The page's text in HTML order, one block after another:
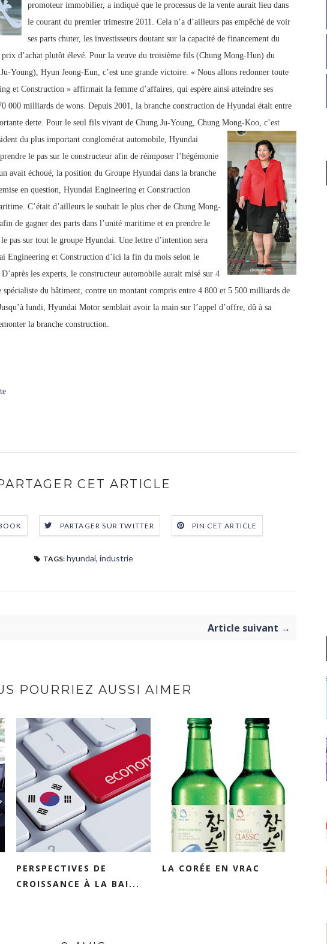
promoteur immobilier, a indiqué que le processus de la vente aurait lieu dans
le courant du premier trimestre 2011. Cela n’a d’ailleurs pas empêché de voir
ses parts chuter, les investisseurs doutant sur la capacité de financement du
d’achat plutôt élevé. Pour la veuve du troisième fils (Chung Mong-Hun) du
Young), Hyun Jeong-Eun, c’est une grande victoire. « Nous allons redonner toute
et Construction » affirmait la femme d’affaires, qui espère ainsi atteindre ses
000 milliards de wons. Depuis 2001, la branche construction de Hyundai était entre
dette. Pour le seul fils vivant de Chung Ju-Young, Chung Mong-Koo, c’est
du plus important conglomérat automobile, Hyundai
le pas sur le constructeur afin de réimposer l’hégémonie
avait échoué, la position du Groupe Hyundai dans la branche
en question, Hyundai Engineering et Construction
C’était d’ailleurs le souhait le plus cher de Chung Mong-
de gagner des parts dans l’unité maritime et en prendre le
pas sur tout le groupe Hyundai. Une lettre d’intention sera
Engineering et Construction d’ici la fin du mois selon le
les experts, le constructeur automobile aurait misé sur 4
du bâtiment, contre un montant compris entre 4 800 et 5 500 milliards de
lundi, Hyundai Motor semblait avoir la main sur l’appel d’offre, dû à sa
la branche construction.
CET ARTICLE
PARTAGER SUR TWITTER PIN CET ARTICLE
TAGS: hyundai, industrie
Article suivant →
POURRIEZ AUSSI AIMER
PERSPECTIVES DE
CROISSANCE À LA BAI...
LA CORÉE EN VRAC